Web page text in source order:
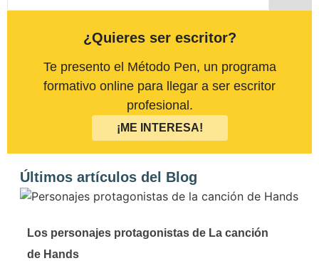
¿Quieres ser escritor?
Te presento el Método Pen, un programa
formativo online para llegar a ser escritor
profesional.
¡ME INTERESA!
Últimos artículos del Blog
Los personajes protagonistas de La canción
de Hands